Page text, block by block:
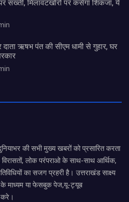
सख्ती, मिलावटखोरों पर कसेगा शिकंजा, ये
ऋषभ पंत की सीएम धामी से गुहार, घर
की सभी मुख्य खबरों को प्रसारित करता
लोक परंपराओ के साथ-साथ आर्थिक,
का सजग प्रहरी है। उत्तराखंड साक्ष्य
माध्यम या फेसबुक पेज,यू-ट्यूब
करे।